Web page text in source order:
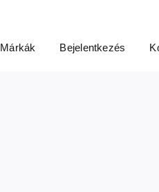
Márkák Bejelentkezés